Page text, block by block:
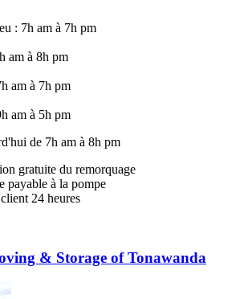
: 7h am à 7h pm
am à 8h pm
am à 7h pm
am à 5h pm
de 7h am à 8h pm
gratuite du remorquage
payable à la pompe
24 heures
& Storage of Tonawanda